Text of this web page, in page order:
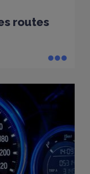
routes